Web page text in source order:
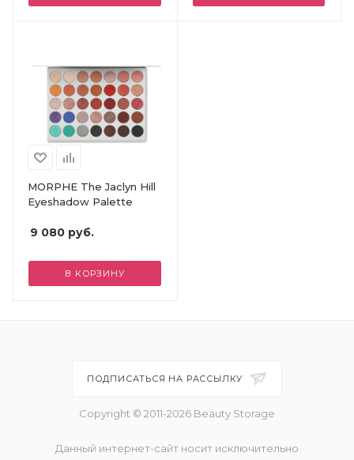
MORPHE The Jaclyn Hill
Eyeshadow Palette
9 080 руб.
В КОРЗИНУ
ПОДПИСАТЬСЯ НА РАССЫЛКУ
Copyright © 2011-2026 Beauty Storage
Данный интернет-сайт носит исключительно